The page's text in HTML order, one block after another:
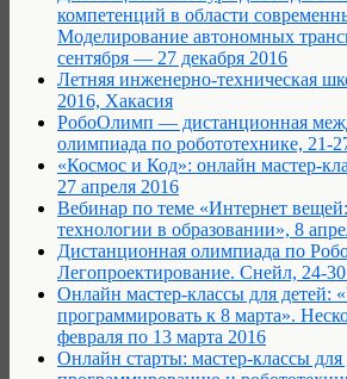
компетенций в области
Моделирование автономных
сентября — 27 декабря 2016
Летняя инженерно-техническая
2016, Хакасия
РобоОлимп — дистанционная
олимпиада по робототехнике, 21-
«Космос и Код»: онлайн мастер-
27 апреля 2016
Вебинар по теме «Интернет
технологии в образовании», 8
Дистанционная олимпиада по
Легопроектирование. Снейл, 24-
Онлайн мастер-классы для детей:
программировать к 8 марта».
февраля по 13 марта 2016
Онлайн старты: мастер-классы для